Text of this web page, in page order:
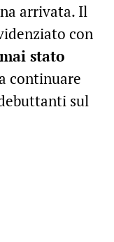
arrivata. Il
con
stato
continuare
sul